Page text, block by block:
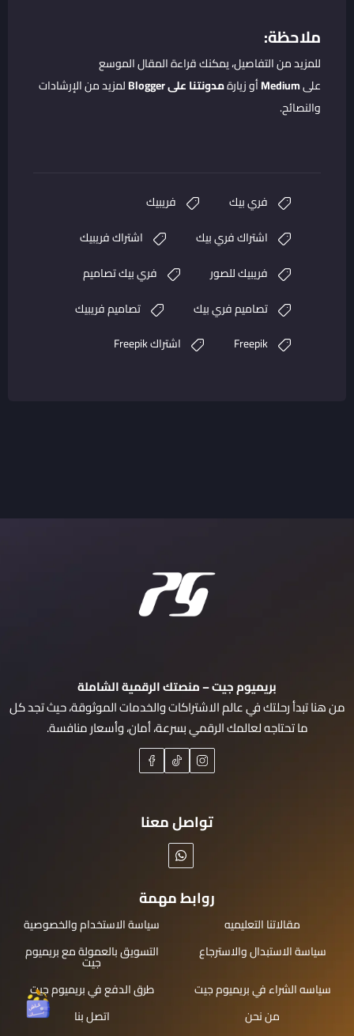
ملاحظة:
للمزيد من التفاصيل، يمكنك قراءة المقال الموسع
علىMediumأو زيارةمدونتنا على Blogger
لمزيد من الإرشادات
والنصائح.
فري بيك
فريبيك
اشتراك فري بيك
اشتراك فريبيك
فريبيك للصور
فري بيك تصاميم
تصاميم فري بيك
تصاميم فريبيك
Freepik
اشتراك Freepik
بريميوم جيت – منصتك الرقمية الشاملة
من هنا تبدأ رحلتك في عالم الاشتراكات والخدمات الموثوقة، حيث تجد كل
ما تحتاجه لعالمك الرقمي بسرعة، أمان، وأسعار منافسة.
تواصل معنا
روابط مهمة
مقالاتنا التعليميه
سياسة الاستخدام والخصوصية
سياسة الاستبدال والاسترجاع
التسويق بالعمولة مع بريميوم
جيت
سياسه الشراء في بريميوم جيت
طرق الدفع في بريميوم جيت
من نحن
اتصل بنا